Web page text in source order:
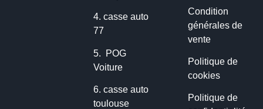
4.casse auto
77
5. POG
Voiture
6.casse auto
toulouse
Condition
générales de
vente
Politique de
cookies
Politique de